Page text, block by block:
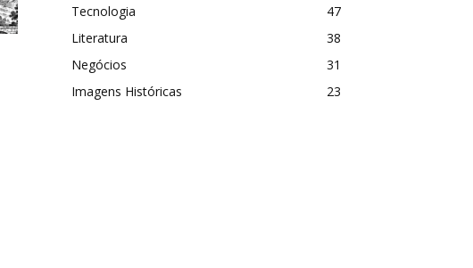
Tecnologia
47
Literatura
38
Negócios
31
Imagens Históricas
23